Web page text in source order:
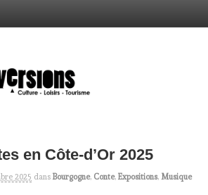
en Côte-d’Or 2025
2025 dans Bourgogne, Conte, Expositions, Musique